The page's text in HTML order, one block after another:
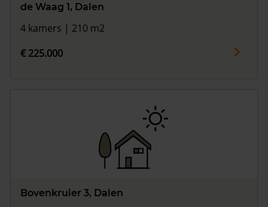
de Waag 1, Dalen
4 kamers | 210 m2
€ 225.000
Bovenkruier 3, Dalen